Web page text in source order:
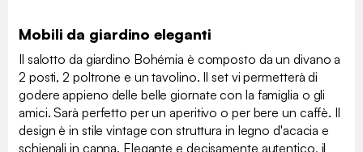
Mobili da giardino eleganti
Il salotto da giardino Bohémia è composto da un divano a
2 posti, 2 poltrone e un tavolino. Il set vi permetterà di
godere appieno delle belle giornate con la famiglia o gli
amici. Sarà perfetto per un aperitivo o per bere un caffè. Il
design è in stile vintage con struttura in legno d'acacia e
schienali in canna. Elegante e decisamente autentico, il